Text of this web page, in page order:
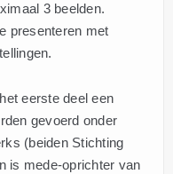
3 beelden.
presenteren met
eerste deel een
gevoerd onder
(beiden Stichting
is mede-oprichter van